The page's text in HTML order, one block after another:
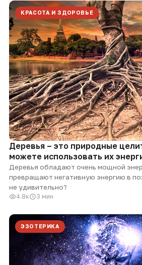
КРАСОТА И ЗДОРОВЬЕ
Деревья – это природные
можете использовать их
Деревья обладают очень мощной
превращают негативную энергию в
не удивительно?
4.8к 3 мин
ЭЗОТЕРИКА